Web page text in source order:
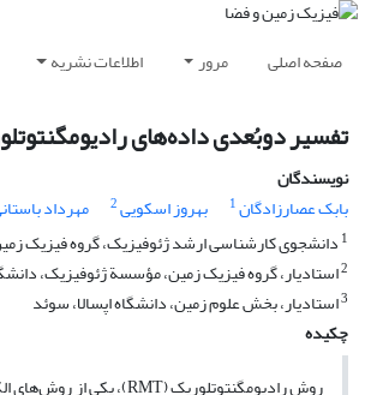
صفحه اصلی مرور اطلاعات نشریه
تفسیر دوبُعدی داده‌های
نویسندگان
بابک عصارزادگان1 بهروز اسکویی2 مهرداد
1 دانشجوی کارشناسی ارشد ژئوفیزیک، گروه فیزیک
2استادیار، گروه فیزیک زمین، مؤسسة ژئوفیزیک،
3استادیار، بخش علوم زمین، دانشگاه اپسالا، سوئد
چکیده